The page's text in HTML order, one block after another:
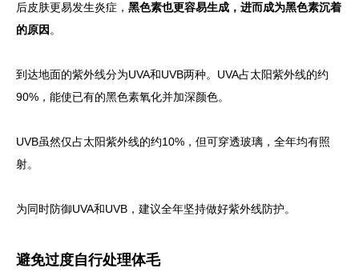
后皮肤更易发生炎症， 黑色素也更容易生成，进而成为黑色素沉着
的原因 。
到达地面的紫外线分为UVA和UVB两种。UVA占太阳紫外线的约
90%，能使已有的黑色素氧化并加深颜色。
UVB虽然仅占太阳紫外线的约10%，但可穿透玻璃，全年均有照
射。
为同时防御UVA和UVB，建议全年坚持做好紫外线防护。
避免过度自行处理体毛